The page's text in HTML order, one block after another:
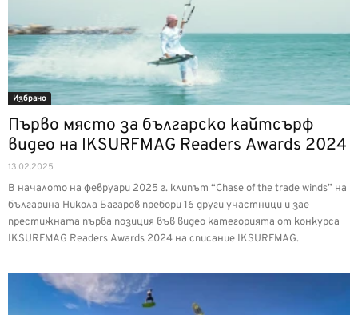
Избрано
Първо място за българско кайтсърф
видео на IKSURFMAG Readers Awards 2024
13.02.2025
В началото на февруари 2025 г. клипът “Chase of the trade winds” на
българина Никола Багаров пребори 16 други участници и зае
престижната първа позиция във видео категорията от конкурса
IKSURFMAG Readers Awards 2024 на списание IKSURFMAG.